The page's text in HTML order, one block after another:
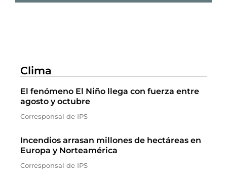
Clima
El fenómeno El Niño llega con fuerza entre
agosto y octubre
Corresponsal de IPS
Incendios arrasan millones de hectáreas en
Europa y Norteamérica
Corresponsal de IPS